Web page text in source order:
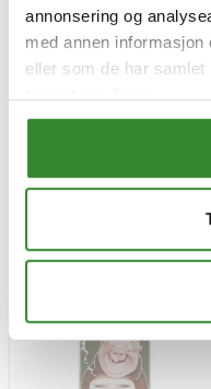
annonsering og
med annen
eller som de har
Tilgjengelig
Kjøp
Mest besøkt